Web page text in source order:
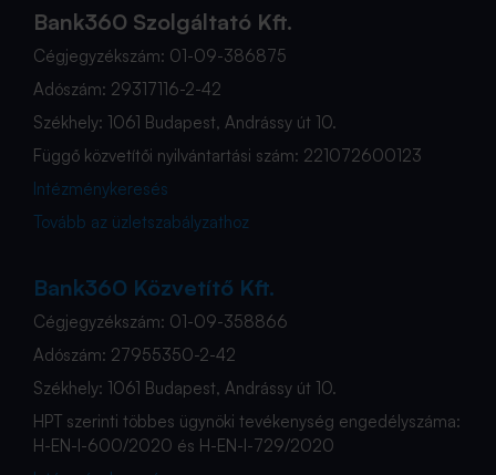
Bank360 Szolgáltató Kft.
Cégjegyzékszám: 01-09-386875
Adószám: 29317116-2-42
Székhely: 1061 Budapest, Andrássy út 10.
Függő közvetítői nyilvántartási szám: 221072600123
Intézménykeresés
Tovább az üzletszabályzathoz
Bank360 Közvetítő Kft.
Cégjegyzékszám: 01-09-358866
Adószám: 27955350-2-42
Székhely: 1061 Budapest, Andrássy út 10.
HPT szerinti többes ügynöki tevékenység engedélyszáma:
H-EN-I-600/2020 és H-EN-I-729/2020